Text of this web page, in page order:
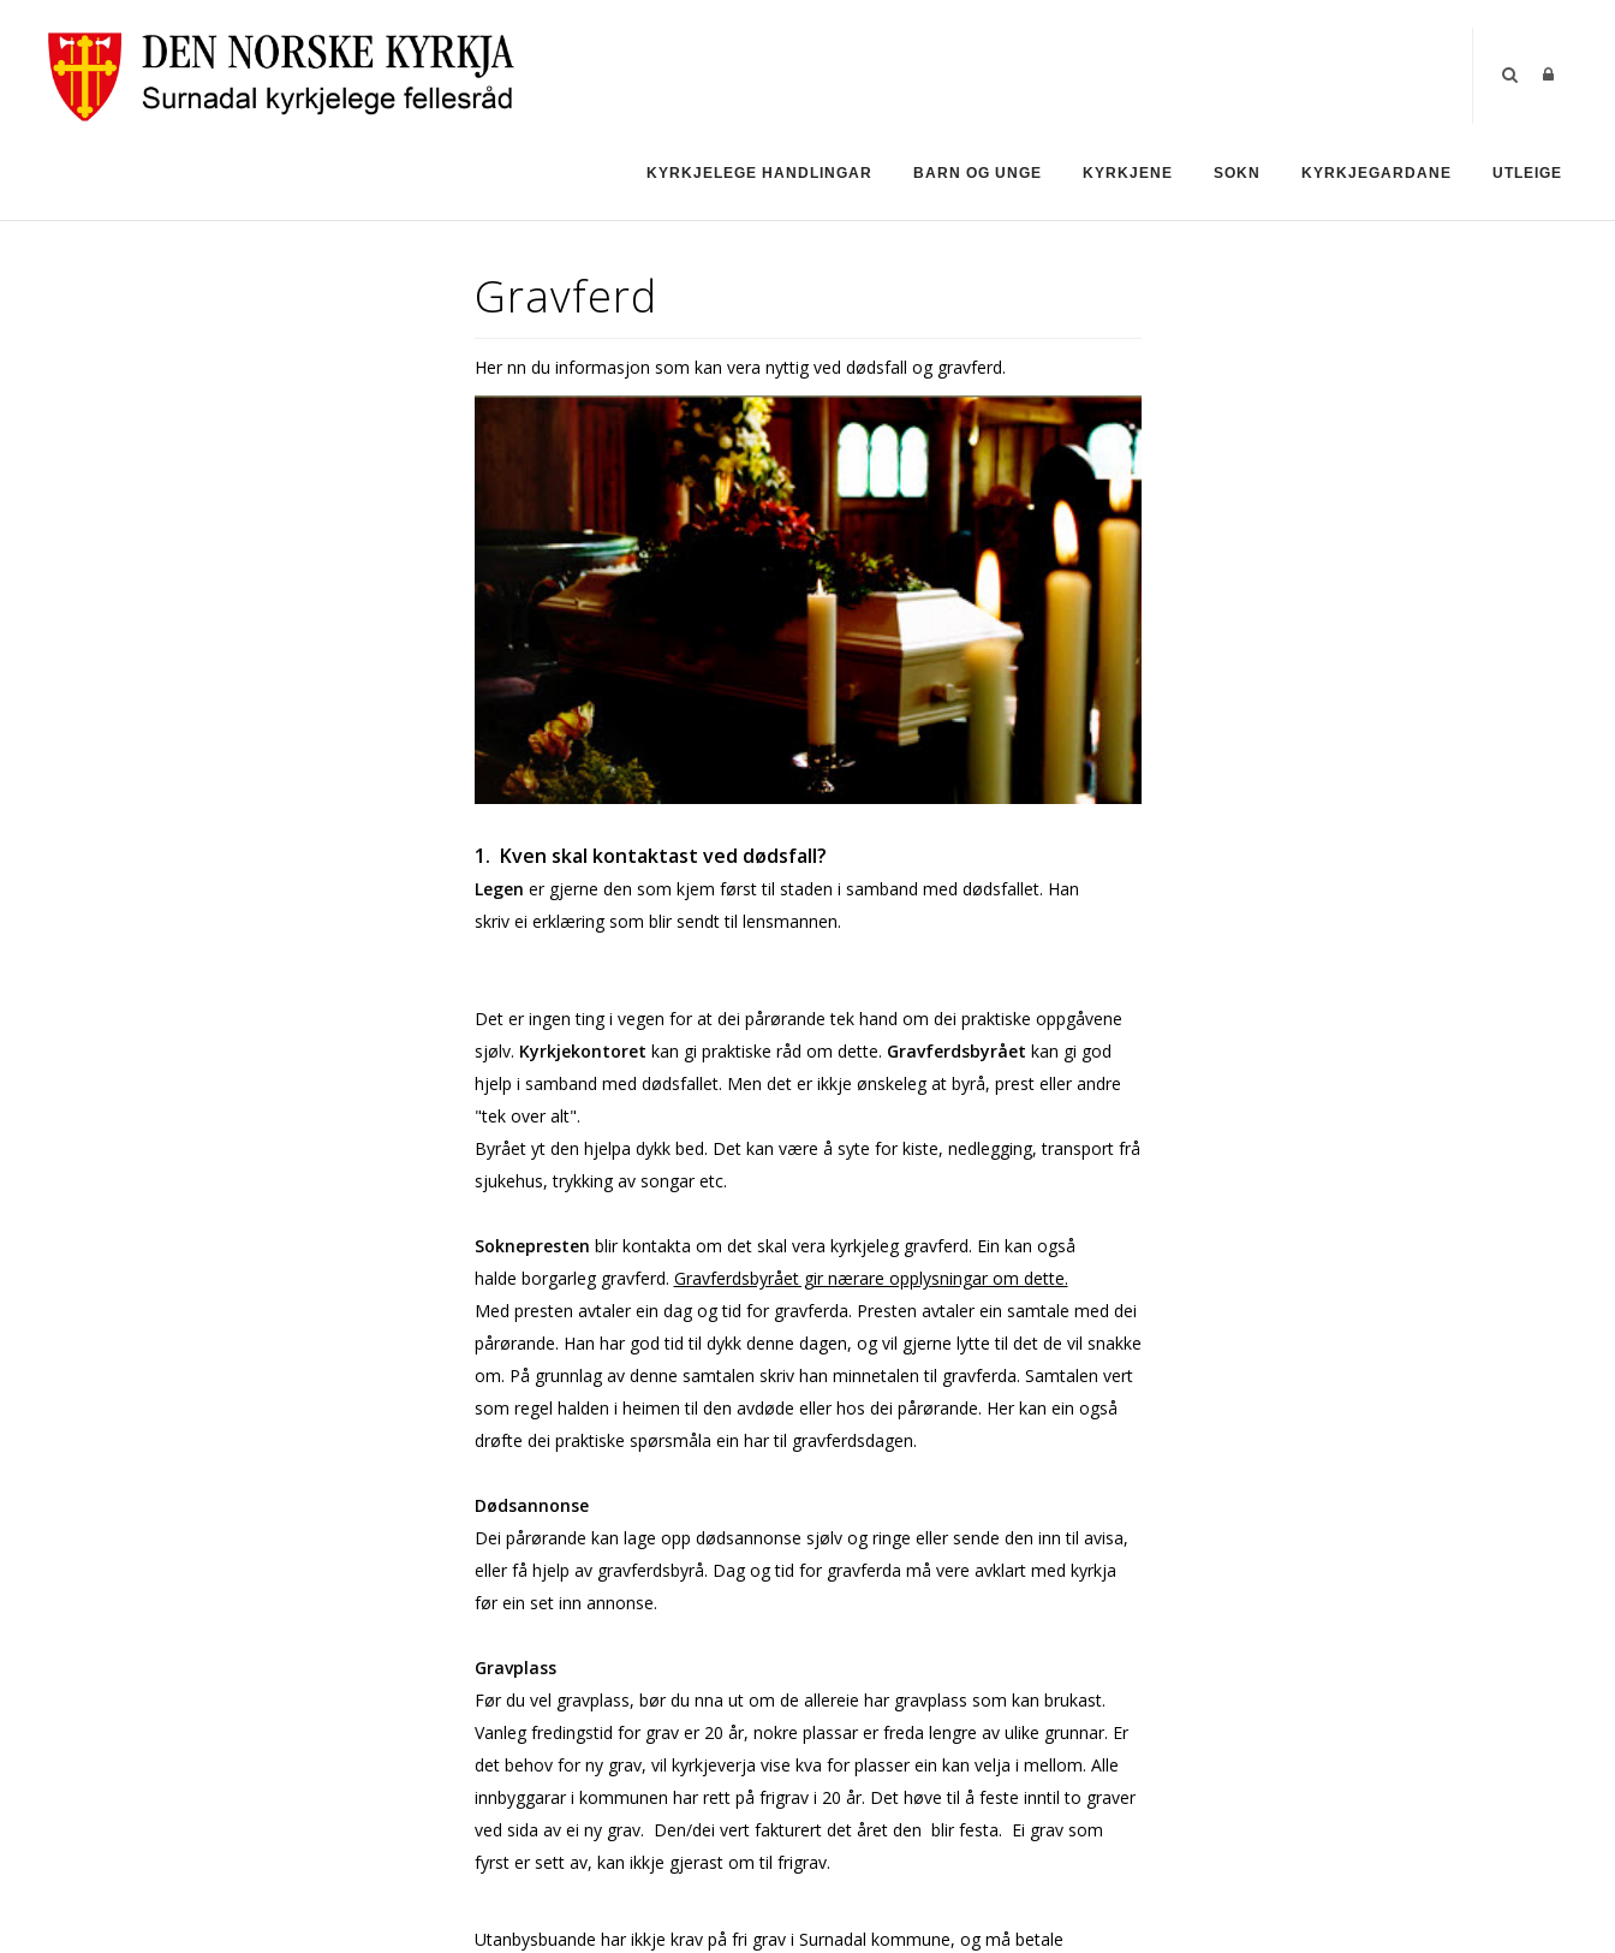
KYRKJELEGE HANDLINGAR BARN OG UNGE KYRKJENE SOKN KYRKJEGARDANE UTLEIGE
Gravferd
Her finn du informasjon som kan vera nyttig ved dødsfall og gravferd.
1. Kven skal kontaktast ved dødsfall?
Legen er gjerne den som kjem først til staden i samband med dødsfallet. Han
skriv ei erklæring som blir sendt til lensmannen.
Det er ingen ting i vegen for at dei pårørande tek hand om dei praktiske oppgåvene
sjølv. Kyrkjekontoret kan gi praktiske råd om dette. Gravferdsbyrået kan gi god
hjelp i samband med dødsfallet. Men det er ikkje ønskeleg at byrå, prest eller andre
"tek over alt".
Byrået yt den hjelpa dykk bed. Det kan være å syte for kiste, nedlegging, transport frå
sjukehus, trykking av songar etc.
Soknepresten blir kontakta om det skal vera kyrkjeleg gravferd. Ein kan også
halde borgarleg gravferd. Gravferdsbyrået gir nærare opplysningar om dette.
Med presten avtaler ein dag og tid for gravferda. Presten avtaler ein samtale med dei
pårørande. Han har god tid til dykk denne dagen, og vil gjerne lytte til det de vil snakke
om. På grunnlag av denne samtalen skriv han minnetalen til gravferda. Samtalen vert
som regel halden i heimen til den avdøde eller hos dei pårørande. Her kan ein også
drøfte dei praktiske spørsmåla ein har til gravferdsdagen.
Dødsannonse
Dei pårørande kan lage opp dødsannonse sjølv og ringe eller sende den inn til avisa,
eller få hjelp av gravferdsbyrå. Dag og tid for gravferda må vere avklart med kyrkja
før ein set inn annonse.
Gravplass
Før du vel gravplass, bør du finna ut om de allereie har gravplass som kan brukast.
Vanleg fredingstid for grav er 20 år, nokre plassar er freda lengre av ulike grunnar. Er
det behov for ny grav, vil kyrkjeverja vise kva for plasser ein kan velja i mellom. Alle
innbyggarar i kommunen har rett på frigrav i 20 år. Det høve til å feste inntil to graver
ved sida av ei ny grav. Den/dei vert fakturert det året den blir festa. Ei grav som
fyrst er sett av, kan ikkje gjerast om til frigrav.
Utanbysbuande har ikkje krav på fri grav i Surnadal kommune, og må betale